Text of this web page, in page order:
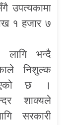
उपत्यकामा
१ हजार ७
लागि भन्दै
निशुल्क
छ ।
शाक्यले
सरकारी